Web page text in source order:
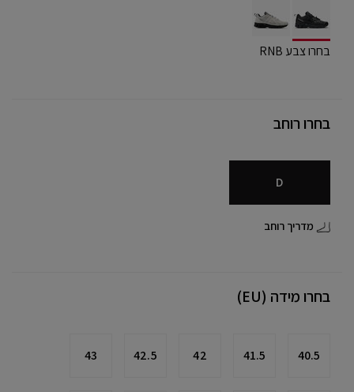
selected
בחרו צבע RNB
בחרו רוחב
D
מדריך רוחב
בחרו מידה (EU)
40.5
41.5
42
42.5
43